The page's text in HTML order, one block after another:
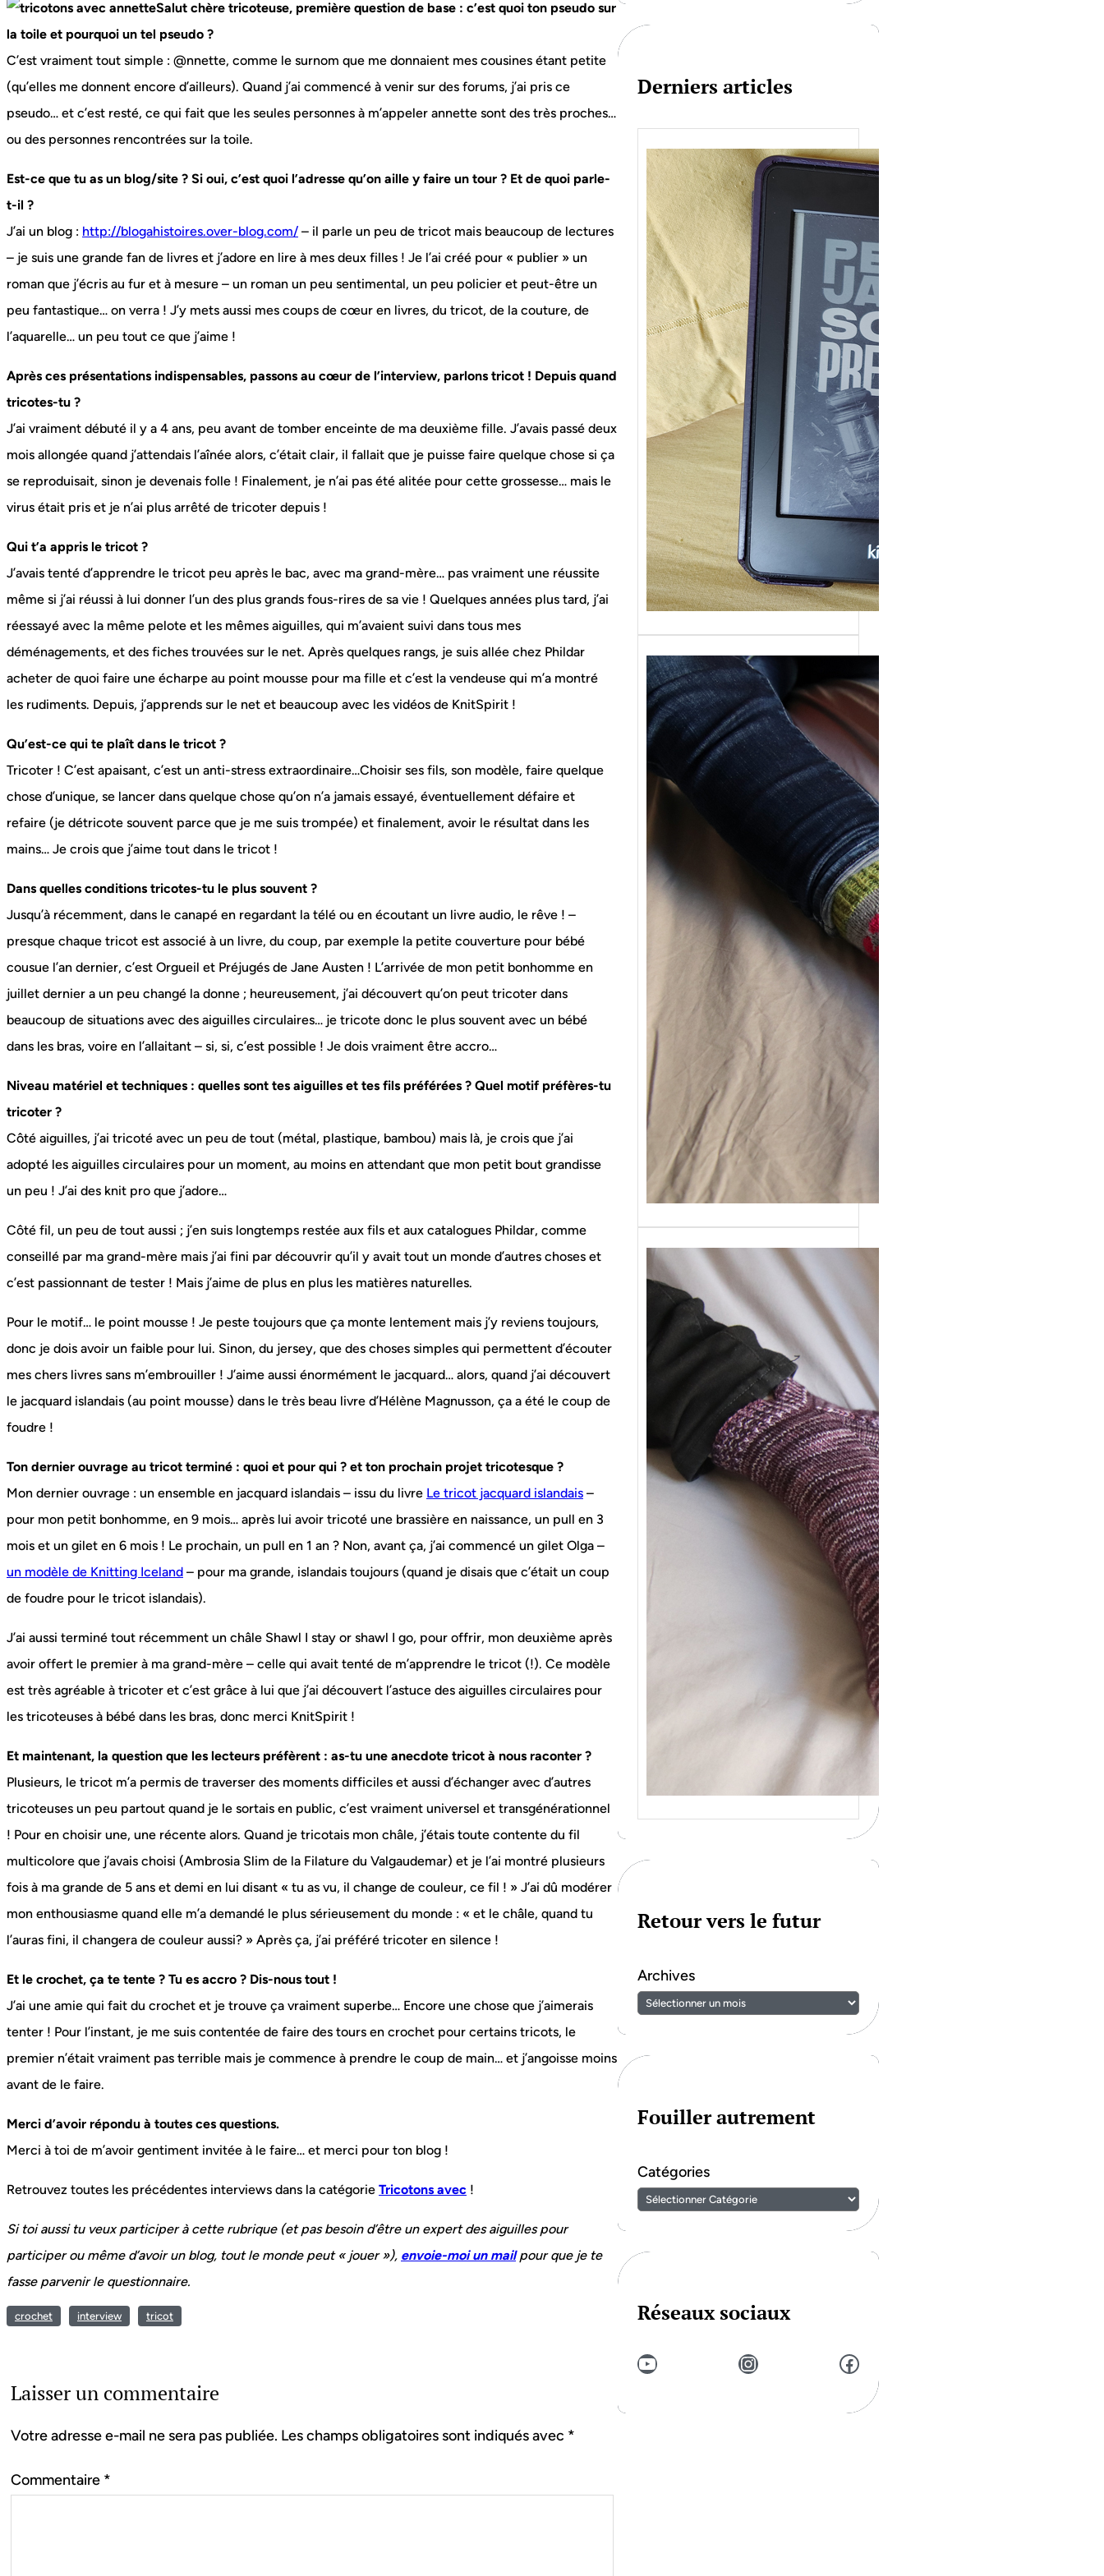
Salut chère tricoteuse, première question de base : c’est quoi ton pseudo sur
la toile et pourquoi un tel pseudo ?
C’est vraiment tout simple : @nnette, comme le surnom que me donnaient mes cousines étant petite
(qu’elles me donnent encore d’ailleurs). Quand j’ai commencé à venir sur des forums, j’ai pris ce
pseudo… et c’est resté, ce qui fait que les seules personnes à m’appeler annette sont des très proches…
ou des personnes rencontrées sur la toile.
Est-ce que tu as un blog/site ? Si oui, c’est quoi l’adresse qu’on aille y faire un tour ? Et de quoi parle-
t-il ?
J’ai un blog : http://blogahistoires.over-blog.com/ – il parle un peu de tricot mais beaucoup de lectures
– je suis une grande fan de livres et j’adore en lire à mes deux filles ! Je l’ai créé pour « publier » un
roman que j’écris au fur et à mesure – un roman un peu sentimental, un peu policier et peut-être un
peu fantastique… on verra ! J’y mets aussi mes coups de cœur en livres, du tricot, de la couture, de
l’aquarelle… un peu tout ce que j’aime !
Après ces présentations indispensables, passons au cœur de l’interview, parlons tricot ! Depuis quand
tricotes-tu ?
J’ai vraiment débuté il y a 4 ans, peu avant de tomber enceinte de ma deuxième fille. J’avais passé deux
mois allongée quand j’attendais l’aînée alors, c’était clair, il fallait que je puisse faire quelque chose si ça
se reproduisait, sinon je devenais folle ! Finalement, je n’ai pas été alitée pour cette grossesse… mais le
virus était pris et je n’ai plus arrêté de tricoter depuis !
Qui t’a appris le tricot ?
J’avais tenté d’apprendre le tricot peu après le bac, avec ma grand-mère… pas vraiment une réussite
même si j’ai réussi à lui donner l’un des plus grands fous-rires de sa vie ! Quelques années plus tard, j’ai
réessayé avec la même pelote et les mêmes aiguilles, qui m’avaient suivi dans tous mes
déménagements, et des fiches trouvées sur le net. Après quelques rangs, je suis allée chez Phildar
acheter de quoi faire une écharpe au point mousse pour ma fille et c’est la vendeuse qui m’a montré
les rudiments. Depuis, j’apprends sur le net et beaucoup avec les vidéos de KnitSpirit !
Qu’est-ce qui te plaît dans le tricot ?
Tricoter ! C’est apaisant, c’est un anti-stress extraordinaire…Choisir ses fils, son modèle, faire quelque
chose d’unique, se lancer dans quelque chose qu’on n’a jamais essayé, éventuellement défaire et
refaire (je détricote souvent parce que je me suis trompée) et finalement, avoir le résultat dans les
mains… Je crois que j’aime tout dans le tricot !
Dans quelles conditions tricotes-tu le plus souvent ?
Jusqu’à récemment, dans le canapé en regardant la télé ou en écoutant un livre audio, le rêve ! –
presque chaque tricot est associé à un livre, du coup, par exemple la petite couverture pour bébé
cousue l’an dernier, c’est Orgueil et Préjugés de Jane Austen ! L’arrivée de mon petit bonhomme en
juillet dernier a un peu changé la donne ; heureusement, j’ai découvert qu’on peut tricoter dans
beaucoup de situations avec des aiguilles circulaires… je tricote donc le plus souvent avec un bébé
dans les bras, voire en l’allaitant – si, si, c’est possible ! Je dois vraiment être accro…
Niveau matériel et techniques : quelles sont tes aiguilles et tes fils préférées ? Quel motif préfères-tu
tricoter ?
Côté aiguilles, j’ai tricoté avec un peu de tout (métal, plastique, bambou) mais là, je crois que j’ai
adopté les aiguilles circulaires pour un moment, au moins en attendant que mon petit bout grandisse
un peu ! J’ai des knit pro que j’adore…
Côté fil, un peu de tout aussi ; j’en suis longtemps restée aux fils et aux catalogues Phildar, comme
conseillé par ma grand-mère mais j’ai fini par découvrir qu’il y avait tout un monde d’autres choses et
c’est passionnant de tester ! Mais j’aime de plus en plus les matières naturelles.
Pour le motif… le point mousse ! Je peste toujours que ça monte lentement mais j’y reviens toujours,
donc je dois avoir un faible pour lui. Sinon, du jersey, que des choses simples qui permettent d’écouter
mes chers livres sans m’embrouiller ! J’aime aussi énormément le jacquard… alors, quand j’ai découvert
le jacquard islandais (au point mousse) dans le très beau livre d’Hélène Magnusson, ça a été le coup de
foudre !
Ton dernier ouvrage au tricot terminé : quoi et pour qui ? et ton prochain projet tricotesque ?
Mon dernier ouvrage : un ensemble en jacquard islandais – issu du livre Le tricot jacquard islandais –
pour mon petit bonhomme, en 9 mois… après lui avoir tricoté une brassière en naissance, un pull en 3
mois et un gilet en 6 mois ! Le prochain, un pull en 1 an ? Non, avant ça, j’ai commencé un gilet Olga –
un modèle de Knitting Iceland – pour ma grande, islandais toujours (quand je disais que c’était un coup
de foudre pour le tricot islandais).
J’ai aussi terminé tout récemment un châle Shawl I stay or shawl I go, pour offrir, mon deuxième après
avoir offert le premier à ma grand-mère – celle qui avait tenté de m’apprendre le tricot (!). Ce modèle
est très agréable à tricoter et c’est grâce à lui que j’ai découvert l’astuce des aiguilles circulaires pour
les tricoteuses à bébé dans les bras, donc merci KnitSpirit !
Et maintenant, la question que les lecteurs préfèrent : as-tu une anecdote tricot à nous raconter ?
Plusieurs, le tricot m’a permis de traverser des moments difficiles et aussi d’échanger avec d’autres
tricoteuses un peu partout quand je le sortais en public, c’est vraiment universel et transgénérationnel
! Pour en choisir une, une récente alors. Quand je tricotais mon châle, j’étais toute contente du fil
multicolore que j’avais choisi (Ambrosia Slim de la Filature du Valgaudemar) et je l’ai montré plusieurs
fois à ma grande de 5 ans et demi en lui disant « tu as vu, il change de couleur, ce fil ! » J’ai dû modérer
mon enthousiasme quand elle m’a demandé le plus sérieusement du monde : « et le châle, quand tu
l’auras fini, il changera de couleur aussi? » Après ça, j’ai préféré tricoter en silence !
Et le crochet, ça te tente ? Tu es accro ? Dis-nous tout !
J’ai une amie qui fait du crochet et je trouve ça vraiment superbe… Encore une chose que j’aimerais
tenter ! Pour l’instant, je me suis contentée de faire des tours en crochet pour certains tricots, le
premier n’était vraiment pas terrible mais je commence à prendre le coup de main… et j’angoisse moins
avant de le faire.
Merci d’avoir répondu à toutes ces questions.
Merci à toi de m’avoir gentiment invitée à le faire… et merci pour ton blog !
Retrouvez toutes les précédentes interviews dans la catégorie Tricotons avec !
Si toi aussi tu veux participer à cette rubrique (et pas besoin d’être un expert des aiguilles pour
participer ou même d’avoir un blog, tout le monde peut « jouer »), envoie-moi un mailpour que je te
fasse parvenir le questionnaire.
crochet interview tricot
Laisser un commentaire
Votre adresse e-mail ne sera pas publiée. Les champs obligatoires sont indiqués avec *
Commentaire *
h
Derniers articles
Je bouquine #149
Sans grande surprise, j’ai
replongé dans la série
« Roy Grace »…
{Tricot} Flower
power socks
Ce patron a été
initialement créé pour les
membres de…
{Tricot} Le défi 2026 :
Je tricote mes
socquettes
C’est la 4ème année
consécutive que
j’organise un défi de…
Retour vers le futur
Archives
Fouiller autrement
Catégories
Réseaux sociaux
YouTube Instagram Facebook